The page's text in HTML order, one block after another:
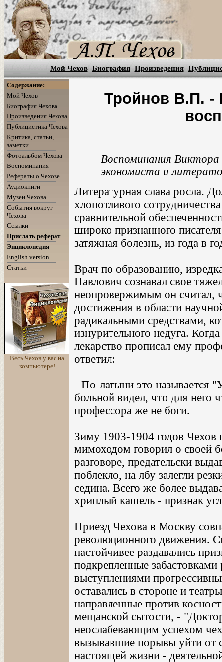
Мой Чехов Биография Произведения
Содержание:
Мой Чехов
Биография Чехова
Произведения Чехова
Публицистика Чехова
Критика, статьи,
заметки
Фотоальбом Чехова
Воспоминания
Рефераты о Чехове
Аудиокниги
Музеи Чехова
События вокруг
Чехова
Ссылки
Прислать реферат
Энциклопедия
English version
Статьи
Весь Чехов у вас на
компьютере!
Тройнов В.П. -
Воспоминания
экономиста и
Литературная слава росла.
хлопотливого
сравнительной
широко признанного
затяжная болезнь, из года в
Врач по образованию,
Павлович сознавал свое
неопровержимым он считал,
достижения в области
радикальными средствами,
изнурительного недуга.
лекарство прописал ему
ответил:
- По-латыни это называется
больной видел, что для него
профессора же не боги.
Зиму 1903-1904 годов Чехов
мимоходом говорил о своей
разговоре, предательски
поблекло, на лбу залегли
седина. Всего же более
хриплый кашель - признак
Приезд Чехова в Москву
революционного движения.
настойчивее раздавались
подкрепленные
выступлениями
оставались в стороне и
направленные против
мещанской сытости, -
неослабевающим успехом
вызывавшие порывы уйти от
настоящей жизни -